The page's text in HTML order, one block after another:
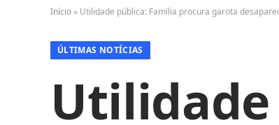
Início » Utilidade pública: Família procura garota
ÚLTIMAS NOTÍCIAS